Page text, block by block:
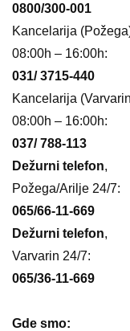
0800/300-001
Kancelarija
08:00h – 16:00h:
031/ 3715-440
Kancelarija
08:00h – 16:00h:
037/ 788-113
Dežurni telefon,
Požega/Arilje 24/7:
065/66-11-669
Dežurni telefon,
Varvarin 24/7:
065/36-11-669
Gde smo: